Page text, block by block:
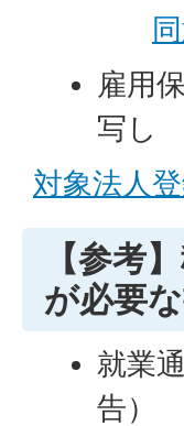
雇用
写し
対象法人
【参考
が必要
就業
告）